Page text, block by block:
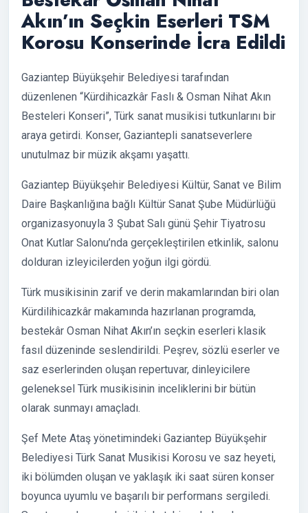
Akın’ın Seçkin Eserleri TSM
Korosu Konserinde İcra Edildi
Gaziantep Büyükşehir Belediyesi tarafından
düzenlenen “Kürdihicazkâr Faslı & Osman Nihat Akın
Besteleri Konseri”, Türk sanat musikisi tutkunlarını bir
araya getirdi. Konser, Gaziantepli sanatseverlere
unutulmaz bir müzik akşamı yaşattı.
Gaziantep Büyükşehir Belediyesi Kültür, Sanat ve Bilim
Daire Başkanlığına bağlı Kültür Sanat Şube Müdürlüğü
organizasyonuyla 3 Şubat Salı günü Şehir Tiyatrosu
Onat Kutlar Salonu’nda gerçekleştirilen etkinlik, salonu
dolduran izleyicilerden yoğun ilgi gördü.
Türk musikisinin zarif ve derin makamlarından biri olan
Kürdilihicazkâr makamında hazırlanan programda,
bestekâr Osman Nihat Akın’ın seçkin eserleri klasik
fasıl düzeninde seslendirildi. Peşrev, sözlü eserler ve
saz eserlerinden oluşan repertuvar, dinleyicilere
geleneksel Türk musikisinin inceliklerini bir bütün
olarak sunmayı amaçladı.
Şef Mete Ataş yönetimindeki Gaziantep Büyükşehir
Belediyesi Türk Sanat Musikisi Korosu ve saz heyeti,
iki bölümden oluşan ve yaklaşık iki saat süren konser
boyunca uyumlu ve başarılı bir performans sergiledi.